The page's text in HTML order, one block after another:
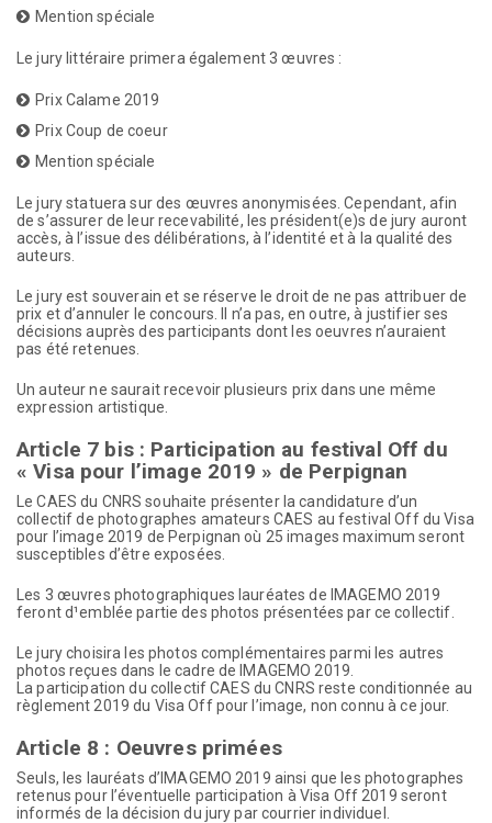
Mention spéciale
Le jury littéraire primera également 3 œuvres :
Prix Calame 2019
Prix Coup de coeur
Mention spéciale
Le jury statuera sur des œuvres anonymisées. Cependant, afin
de s’assurer de leur recevabilité, les président(e)s de jury auront
accès, à l’issue des délibérations, à l’identité et à la qualité des
auteurs.
Le jury est souverain et se réserve le droit de ne pas attribuer de
prix et d’annuler le concours. Il n’a pas, en outre, à justifier ses
décisions auprès des participants dont les oeuvres n’auraient
pas été retenues.
Un auteur ne saurait recevoir plusieurs prix dans une même
expression artistique.
Article 7 bis : Participation au festival Off du
« Visa pour l’image 2019 » de Perpignan
Le CAES du CNRS souhaite présenter la candidature d’un
collectif de photographes amateurs CAES au festival Off du Visa
pour l’image 2019 de Perpignan où 25 images maximum seront
susceptibles d’être exposées.
Les 3 œuvres photographiques lauréates de IMAGEMO 2019
feront d¹emblée partie des photos présentées par ce collectif.
Le jury choisira les photos complémentaires parmi les autres
photos reçues dans le cadre de IMAGEMO 2019.
La participation du collectif CAES du CNRS reste conditionnée au
règlement 2019 du Visa Off pour l’image, non connu à ce jour.
Article 8 : Oeuvres primées
Seuls, les lauréats d’IMAGEMO 2019 ainsi que les photographes
retenus pour l’éventuelle participation à Visa Off 2019 seront
informés de la décision du jury par courrier individuel.